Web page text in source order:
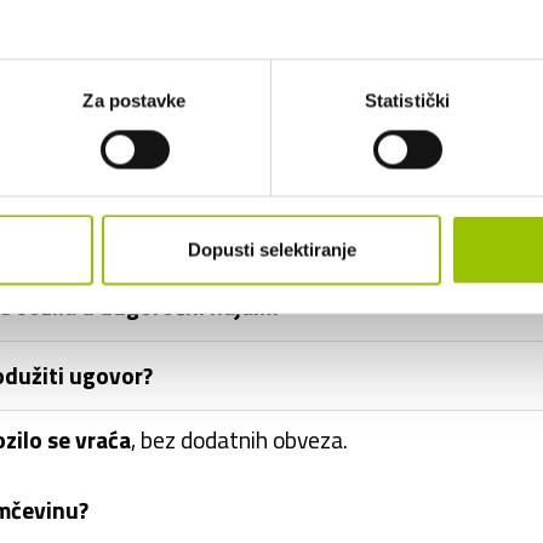
Za postavke Statistički
Dopusti selektiranje
najma uključen PDV?
u inozemstvu?
vozila?
vozila u dugoročni najam?
ugovor?
se vraća, bez dodatnih obveza.